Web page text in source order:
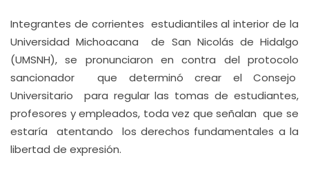
Integrantes de corrientes estudiantiles al interior de la
Universidad Michoacana de San Nicolás de Hidalgo
(UMSNH), se pronunciaron en contra del protocolo
sancionador que determinó crear el Consejo
Universitario para regular las tomas de estudiantes,
profesores y empleados, toda vez que señalan que se
estaría atentando los derechos fundamentales a la
libertad de expresión.